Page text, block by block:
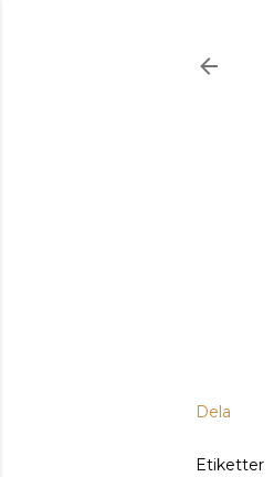
Dela
Etiketter